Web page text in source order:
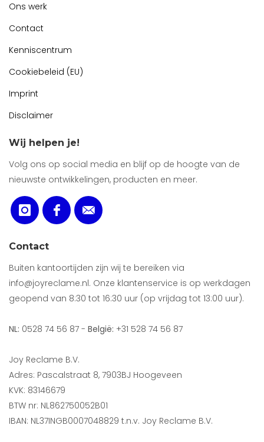
Ons werk
Contact
Kenniscentrum
Cookiebeleid (EU)
Imprint
Disclaimer
Wij helpen je!
Volg ons op social media en blijf op de hoogte van de
nieuwste ontwikkelingen, producten en meer.
Contact
Buiten kantoortijden zijn wij te bereiken via
info@joyreclame.nl. Onze klantenservice is op werkdagen
geopend van 8:30 tot 16:30 uur (op vrijdag tot 13:00 uur).
NL: 0528 74 56 87 - België: +31 528 74 56 87
Joy Reclame B.V.
Adres: Pascalstraat 8, 7903BJ Hoogeveen
KVK: 83146679
BTW nr: NL862750052B01
IBAN: NL37INGB0007048829 t.n.v. Joy Reclame B.V.